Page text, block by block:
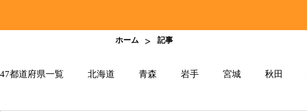
ホーム > 記事
47都道府県一覧 北海道 青森 岩手 宮城 秋田